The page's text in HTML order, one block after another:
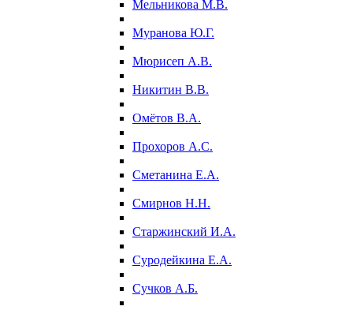
Мельникова М.В.
Муранова Ю.Г.
Мюрисеп А.В.
Никитин В.В.
Омётов В.А.
Прохоров А.С.
Сметанина Е.А.
Смирнов Н.Н.
Старжинский И.А.
Суродейкина Е.А.
Сучков А.Б.